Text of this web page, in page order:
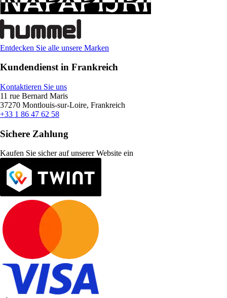
Entdecken Sie alle unsere Marken
Kundendienst in Frankreich
Kontaktieren Sie uns
11 rue Bernard Maris
37270 Montlouis-sur-Loire, Frankreich
+33 1 86 47 62 58
Sichere Zahlung
Kaufen Sie sicher auf unserer Website ein